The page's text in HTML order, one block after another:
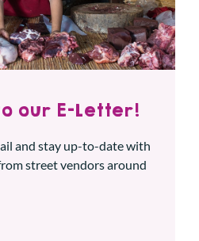
our E-Letter!
and stay up-to-date with
street vendors around